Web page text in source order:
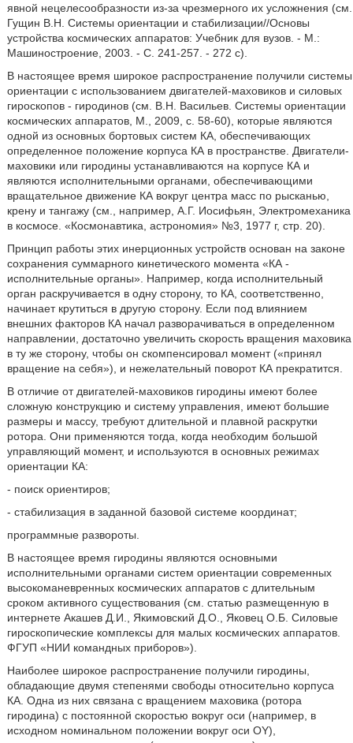
явной нецелесообразности из-за чрезмерного их усложнения (см.
Гущин В.Н. Системы ориентации и стабилизации//Основы
устройства космических аппаратов: Учебник для вузов. - М.:
Машиностроение, 2003. - С. 241-257. - 272 с).
В настоящее время широкое распространение получили системы
ориентации с использованием двигателей-маховиков и силовых
гироскопов - гиродинов (см. В.Н. Васильев. Системы ориентации
космических аппаратов, М., 2009, с. 58-60), которые являются
одной из основных бортовых систем КА, обеспечивающих
определенное положение корпуса КА в пространстве. Двигатели-
маховики или гиродины устанавливаются на корпусе КА и
являются исполнительными органами, обеспечивающими
вращательное движение КА вокруг центра масс по рысканью,
крену и тангажу (см., например, А.Г. Иосифьян, Электромеханика
в космосе. «Космонавтика, астрономия» №3, 1977 г, стр. 20).
Принцип работы этих инерционных устройств основан на законе
сохранения суммарного кинетического момента «КА -
исполнительные органы». Например, когда исполнительный
орган раскручивается в одну сторону, то КА, соответственно,
начинает крутиться в другую сторону. Если под влиянием
внешних факторов КА начал разворачиваться в определенном
направлении, достаточно увеличить скорость вращения маховика
в ту же сторону, чтобы он скомпенсировал момент («принял
вращение на себя»), и нежелательный поворот КА прекратится.
В отличие от двигателей-маховиков гиродины имеют более
сложную конструкцию и систему управления, имеют большие
размеры и массу, требуют длительной и плавной раскрутки
ротора. Они применяются тогда, когда необходим большой
управляющий момент, и используются в основных режимах
ориентации КА:
- поиск ориентиров;
- стабилизация в заданной базовой системе координат;
программные развороты.
В настоящее время гиродины являются основными
исполнительными органами систем ориентации современных
высокоманевренных космических аппаратов с длительным
сроком активного существования (см. статью размещенную в
интернете Акашев Д.И., Якимовский Д.О., Яковец О.Б. Силовые
гироскопические комплексы для малых космических аппаратов.
ФГУП «НИИ командных приборов»).
Наиболее широкое распространение получили гиродины,
обладающие двумя степенями свободы относительно корпуса
КА. Одна из них связана с вращением маховика (ротора
гиродина) с постоянной скоростью вокруг оси (например, в
исходном номинальном положении вокруг оси OY),